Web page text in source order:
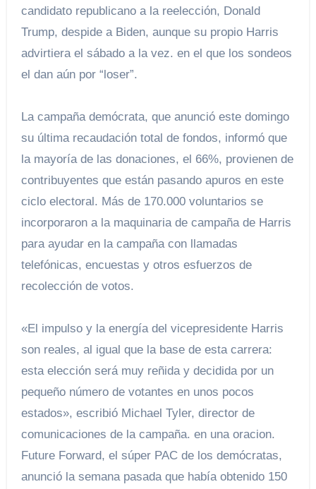
candidato republicano a la reelección, Donald
Trump, despide a Biden, aunque su propio Harris
advirtiera el sábado a la vez. en el que los sondeos
el dan aún por “loser”.
La campaña demócrata, que anunció este domingo
su última recaudación total de fondos, informó que
la mayoría de las donaciones, el 66%, provienen de
contribuyentes que están pasando apuros en este
ciclo electoral. Más de 170.000 voluntarios se
incorporaron a la maquinaria de campaña de Harris
para ayudar en la campaña con llamadas
telefónicas, encuestas y otros esfuerzos de
recolección de votos.
«El impulso y la energía del vicepresidente Harris
son reales, al igual que la base de esta carrera:
esta elección será muy reñida y decidida por un
pequeño número de votantes en unos pocos
estados», escribió Michael Tyler, director de
comunicaciones de la campaña. en una oracion.
Future Forward, el súper PAC de los demócratas,
anunció la semana pasada que había obtenido 150